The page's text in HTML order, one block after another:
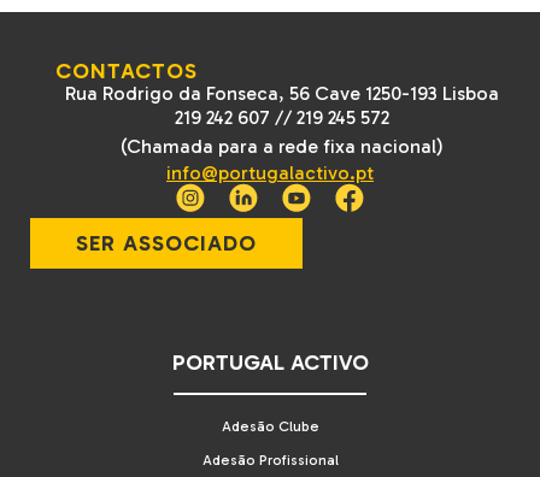
CONTACTOS
Rua Rodrigo da Fonseca, 56 Cave 1250-193 Lisboa
219 242 607 //219 245 572
(Chamada para a rede fixa nacional)
info@portugalactivo.pt
SER ASSOCIADO
PORTUGAL ACTIVO
Adesão Clube
Adesão Profissional